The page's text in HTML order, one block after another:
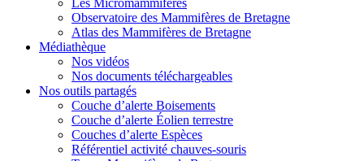
Les Micromammifères
Observatoire des Mammifères de Bretagne
Atlas des Mammifères de Bretagne
Médiathèque
Nos vidéos
Nos documents téléchargeables
Nos outils partagés
Couche d’alerte Boisements
Couche d’alerte Éolien terrestre
Couches d’alerte Espèces
Référentiel activité chauves-souris